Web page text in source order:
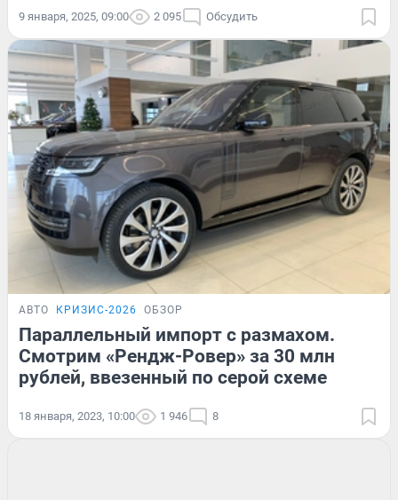
9 января, 2025, 09:00 2 095 Обсудить
АВТО КРИЗИС-2026 ОБЗОР
Параллельный импорт с размахом.
Смотрим «Рендж-Ровер» за 30 млн
рублей, ввезенный по серой схеме
18 января, 2023, 10:00 1 946 8